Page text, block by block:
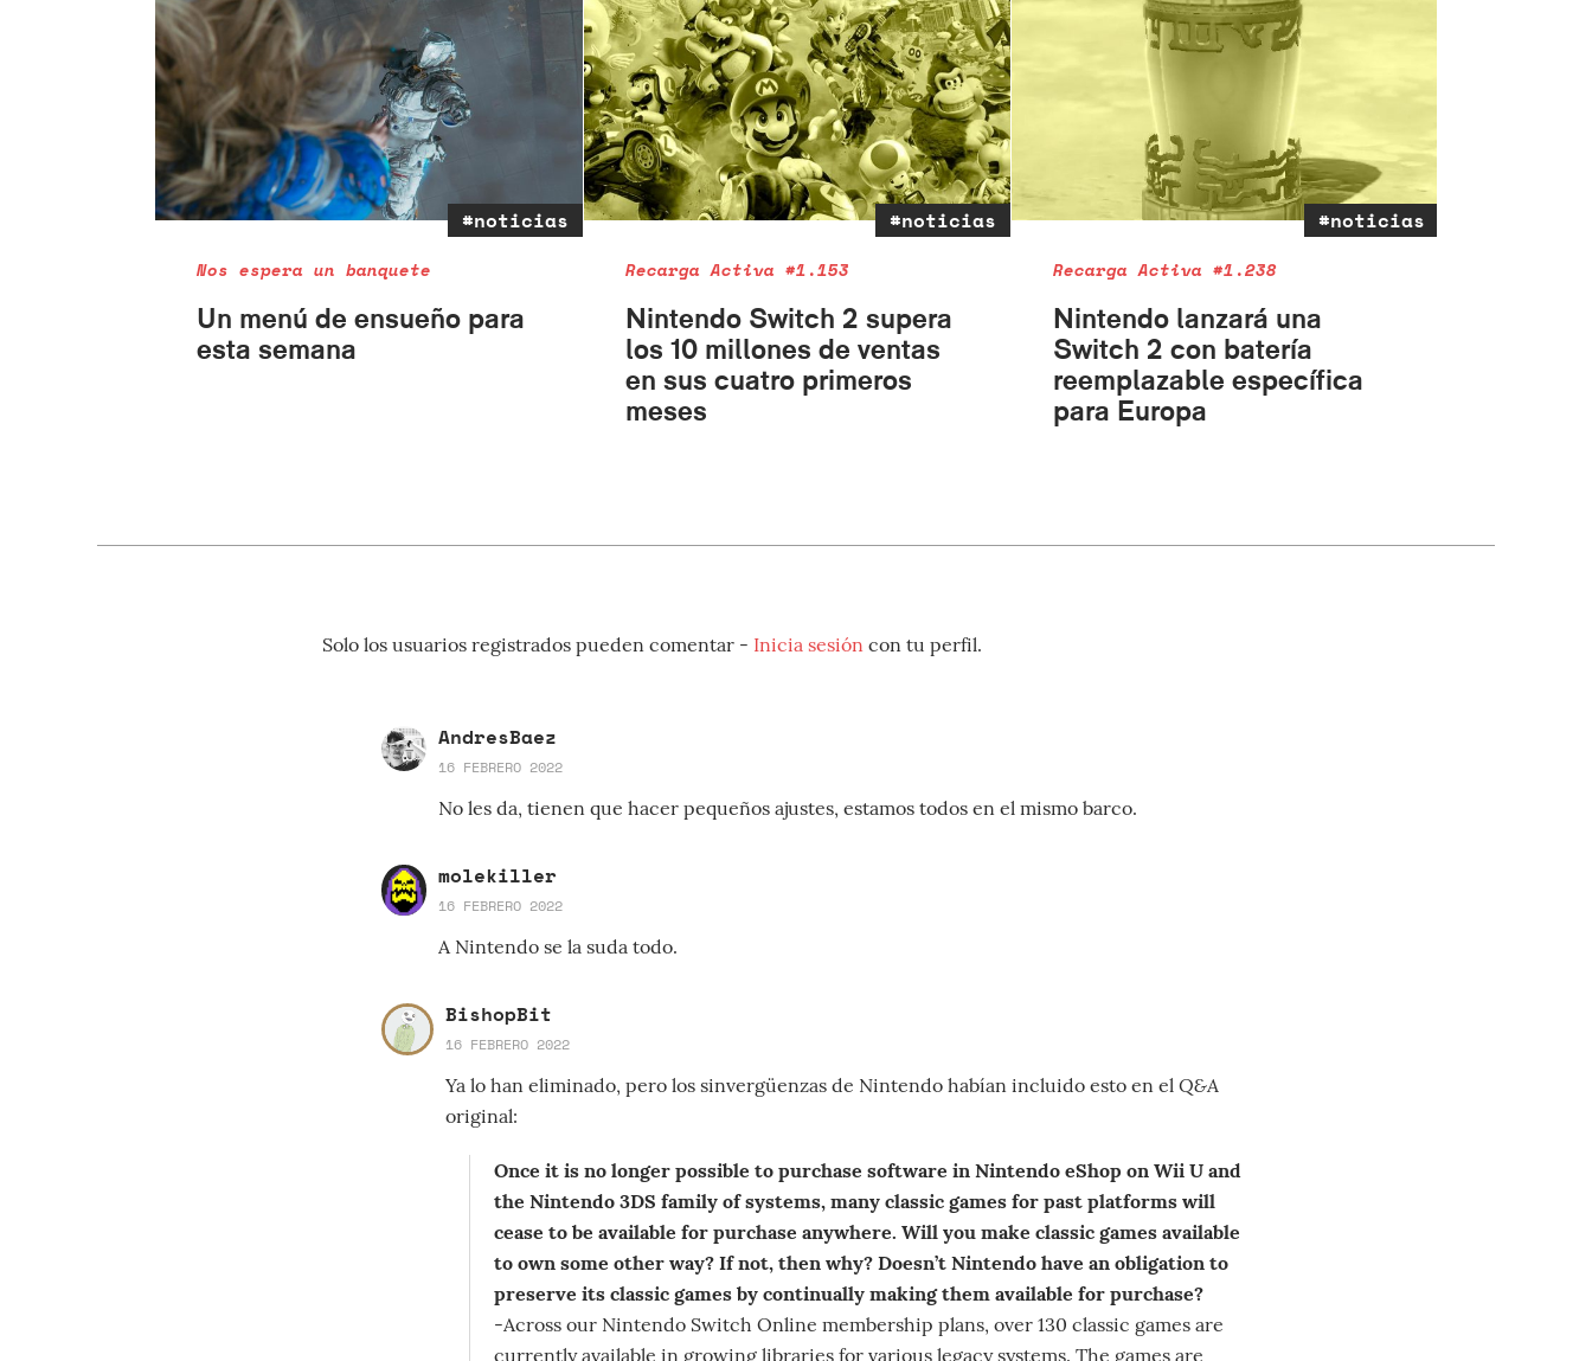
#noticias
Nos espera un banquete
Un menú de ensueño para
esta semana
#noticias
Recarga Activa #1.153
Nintendo Switch 2 supera
los 10 millones de ventas
en sus cuatro primeros
meses
#noticias
Recarga Activa #1.238
Nintendo lanzará una
Switch 2 con batería
reemplazable específica
para Europa
Solo los usuarios registrados pueden comentar - Inicia sesión con tu perfil.
AndresBaez
16 FEBRERO 2022
No les da, tienen que hacer pequeños ajustes, estamos todos en el mismo barco.
molekiller
16 FEBRERO 2022
A Nintendo se la suda todo.
BishopBit
16 FEBRERO 2022
Ya lo han eliminado, pero los sinvergüenzas de Nintendo habían incluido esto en el Q&A
original:
Once it is no longer possible to purchase software in Nintendo eShop on Wii U and
the Nintendo 3DS family of systems, many classic games for past platforms will
cease to be available for purchase anywhere. Will you make classic games available
to own some other way? If not, then why? Doesn’t Nintendo have an obligation to
preserve its classic games by continually making them available for purchase?
-Across our Nintendo Switch Online membership plans, over 130 classic games are
currently available in growing libraries for various legacy systems. The games are